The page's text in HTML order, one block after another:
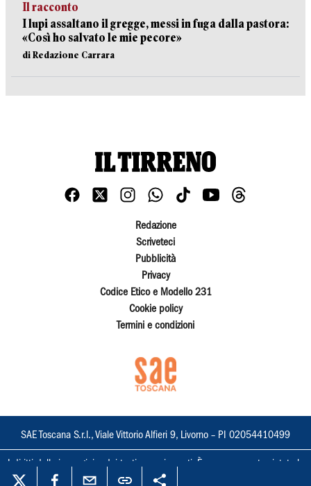
Il racconto
I lupi assaltano il gregge, messi in fuga dalla pastora:
«Così ho salvato le mie pecore»
di Redazione Carrara
Redazione
Scriveteci
Pubblicità
Privacy
Codice Etico e Modello 231
Cookie policy
Termini e condizioni
SAE Toscana S.r.l., Viale Vittorio Alfieri 9, Livorno – PI 02054410499
I diritti delle immagini e dei testi sono riservati. È espressamente vietata la
loro riproduzione con qualsiasi mezzo e l'adattamento totale o parziale.